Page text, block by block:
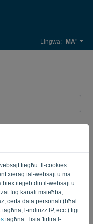
tiegħu. Il-cookies
xieraq tal-websajt u ma
biex itejjeb din il-websajt u
fuq kanali msieħba,
ċerta data personali (bħal
l-indirizz IP, eċċ.) tiġi
tagħna. Tista 'tirtira l-
Lingwa: MA'